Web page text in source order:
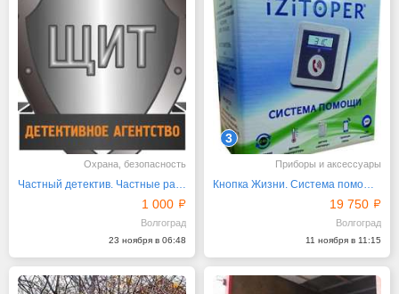
Охрана, безопасность
1 000
Волгоград
23 ноября в 06:48
3
Приборы и аксессуары
19 750
Волгоград
11 ноября в 11:15